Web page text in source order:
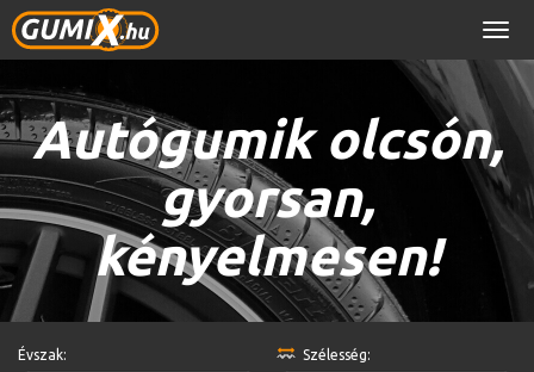
Autógumik olcsón,
gyorsan,
kényelmesen!
Évszak: Szélesség: